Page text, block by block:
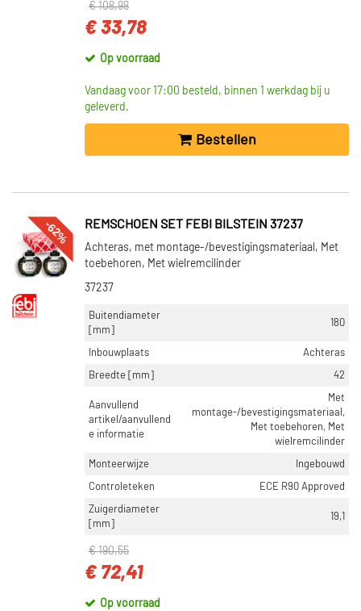
€ 108,98
€ 33,78
Op voorraad
Vandaag voor 17:00 besteld, binnen 1 werkdag bij u
geleverd.
Bestellen
-62% REMSCHOEN SET FEBI BILSTEIN 37237
Achteras, met montage-/bevestigingsmateriaal, Met
toebehoren, Met wielremcilinder
37237
Buitendiameter
[mm]
180
Inbouwplaats
Achteras
Breedte [mm]
42
Aanvullend
artikel/aanvullend
e informatie
Met
montage-/bevestigingsmateriaal,
Met toebehoren, Met
wielremcilinder
Monteerwijze
Ingebouwd
Controleteken
ECE R90 Approved
Zuigerdiameter
[mm]
19,1
€ 190,55
€ 72,41
Op voorraad